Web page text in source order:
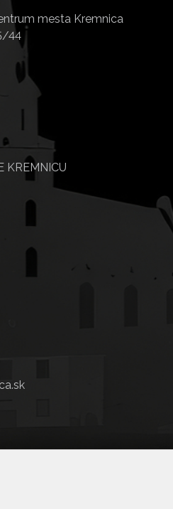
mesta Kremnica
44
KREMNICU